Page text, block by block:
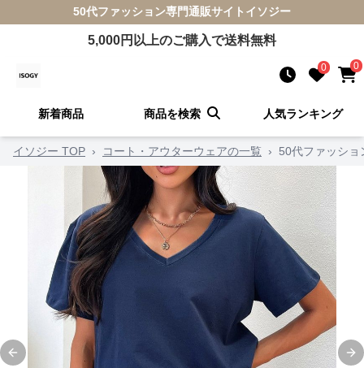
50代ファッション専門通販サイト イソジー
5,000円以上のご購入で送料無料
0 0
新着商品 商品を検索 人気ランキング
イソジー TOP › コート・アウターウェアの一覧 › 50代ファッシ
Previous slide